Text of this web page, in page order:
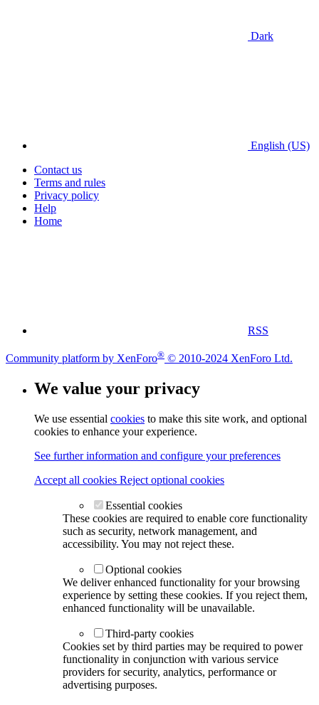
Dark
English (US)
Contact us
Terms and rules
Privacy policy
Help
Home
RSS
Community platform by XenForo® © 2010-2024 XenForo Ltd.
We value your privacy
We use essential cookies to make this site work, and optional
cookies to enhance your experience.
See further information and configure your preferences
Accept all cookies Reject optional cookies
Essential cookies
These cookies are required to enable core functionality
such as security, network management, and
accessibility. You may not reject these.
Optional cookies
We deliver enhanced functionality for your browsing
experience by setting these cookies. If you reject them,
enhanced functionality will be unavailable.
Third-party cookies
Cookies set by third parties may be required to power
functionality in conjunction with various service
providers for security, analytics, performance or
advertising purposes.